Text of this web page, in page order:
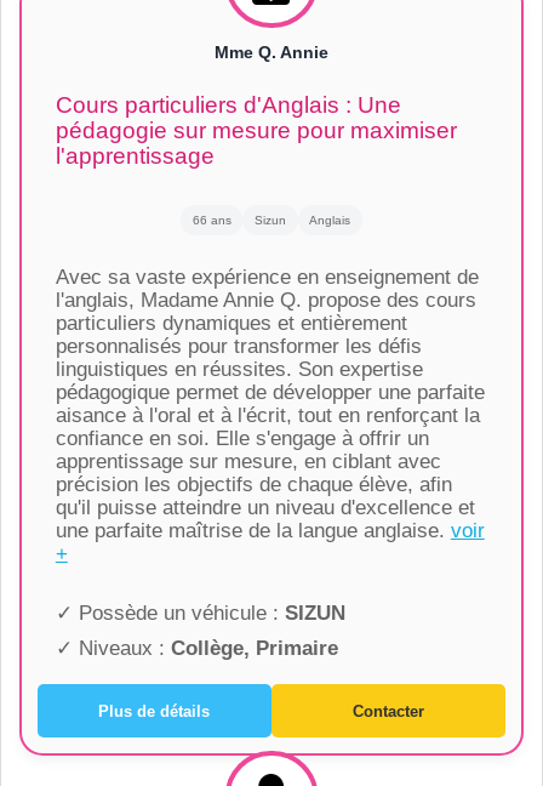
Mme Q. Annie
Cours particuliers d'Anglais : Une
pédagogie sur mesure pour maximiser
l'apprentissage
66 ans Sizun Anglais
Avec sa vaste expérience en enseignement de
l'anglais, Madame Annie Q. propose des cours
particuliers dynamiques et entièrement
personnalisés pour transformer les défis
linguistiques en réussites. Son expertise
pédagogique permet de développer une parfaite
aisance à l'oral et à l'écrit, tout en renforçant la
confiance en soi. Elle s'engage à offrir un
apprentissage sur mesure, en ciblant avec
précision les objectifs de chaque élève, afin
qu'il puisse atteindre un niveau d'excellence et
une parfaite maîtrise de la langue anglaise. voir
+
✓ Possède un véhicule : SIZUN
✓ Niveaux : Collège, Primaire
Plus de détails Contacter